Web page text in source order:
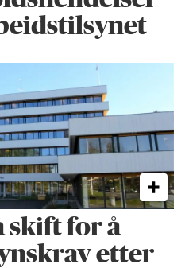
skift for å
etter